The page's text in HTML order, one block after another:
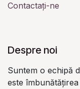
Contactați-ne
Despre noi
Suntem o echipă
este